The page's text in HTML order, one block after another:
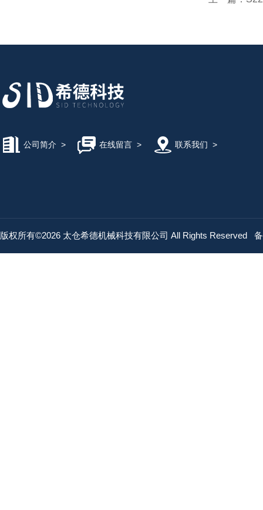
公司简介 > 在线留言> 联系我们 >
版权所有©2026 太仓希德机械科技有限公司 All Rights Reserved